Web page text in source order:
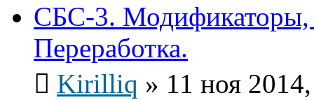
СБС-3. Модификаторы,
Переработка.
Kirilliq » 11 ноя